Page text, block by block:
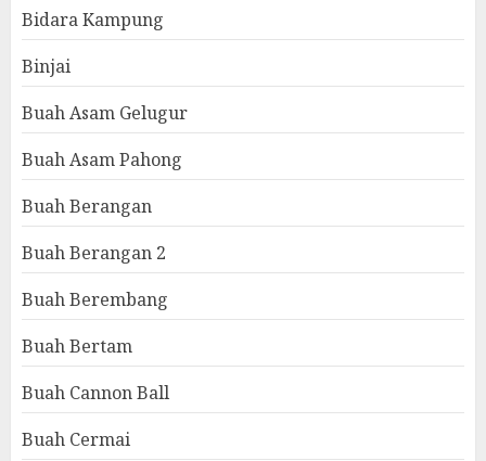
Bidara Kampung
Binjai
Buah Asam Gelugur
Buah Asam Pahong
Buah Berangan
Buah Berangan 2
Buah Berembang
Buah Bertam
Buah Cannon Ball
Buah Cermai